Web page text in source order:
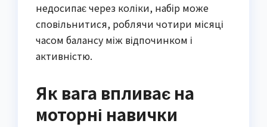
недосипає через коліки, набір може
сповільнитися, роблячи чотири місяці
часом балансу між відпочинком і
активністю.
Як вага впливає на
моторні навички